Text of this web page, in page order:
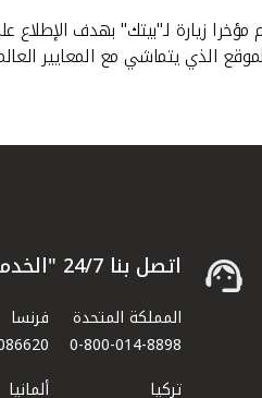
زيارة لـ"بيتك" بهدف
الذي يتماشي مع المعايير
اتصل بنا 24/7 "الخدمة الهاتفية" 1803333
المملكة المتحدة
0-800-014-8898
فرنسا
تركيا
ألمانيا